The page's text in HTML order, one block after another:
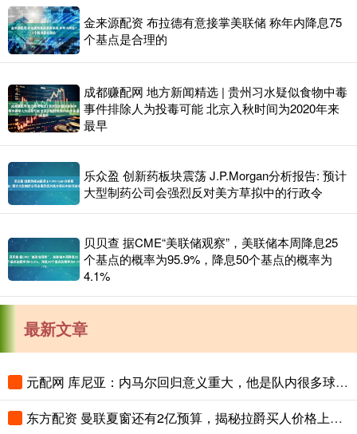
金来源配资 布拉德有意接掌美联储 称年内降息75
个基点是合理的
成都赚配网 地方新闻精选 | 贵州习水疑似食物中毒
事件排除人为投毒可能 北京入秋时间为2020年来
最早
乐众盈 创新药板块震荡 J.P.Morgan分析报告: 预计
大型制药公司会强烈反对美方草拟中的行政令
贝贝查 据CME“美联储观察”，美联储本周降息25
个基点的概率为95.9%，降息50个基点的概率为
4.1%
最新文章
元配网 库尼亚：内马尔回归意义重大，他是队内很多球员的偶像
东方配资 曼联夏窗还有2亿预算，揭秘拉爵买人价格上限！恐无新援参与集训